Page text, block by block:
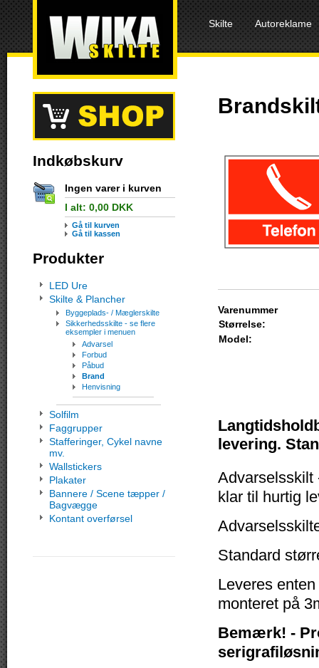
Skilte Autoreklame
Indkøbskurv
Ingen varer i kurven
I alt: 0,00 DKK
Gå til kurven
Gå til kassen
Produkter
LED Ure
Skilte & Plancher
Byggeplads- / Mæglerskilte
Sikkerhedsskilte - se flere
eksempler i menuen
Advarsel
Forbud
Påbud
Brand
Henvisning
Solfilm
Faggrupper
Stafferinger, Cykel navne
mv.
Wallstickers
Plakater
Bannere / Scene tæpper /
Bagvægge
Kontant overførsel
Varenummer
Størrelse:
Model:
levering.
Advarselsskilt
klar til hurtig
Standard
Leveres
monteret på
Bemærk! -